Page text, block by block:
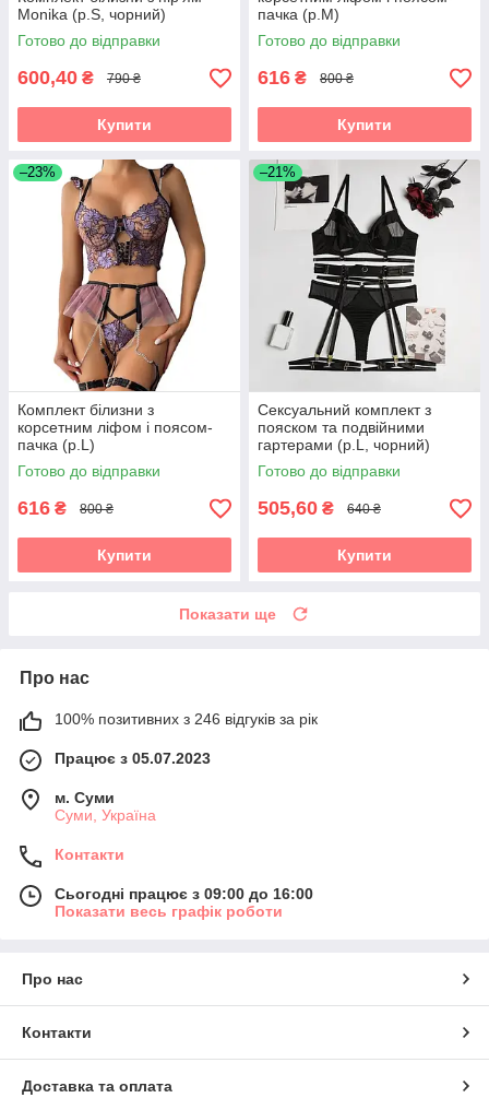
Monika (р.S, чорний)
Готово до відправки
600,40 ₴ 790 ₴
Купити
пачка (р.M)
Готово до відправки
616 ₴ 800 ₴
Купити
–23%
Комплект білизни з
корсетним ліфом і поясом-
пачка (р.L)
Готово до відправки
616 ₴ 800 ₴
Купити
–21%
Сексуальний комплект з
пояском та подвійними
гартерами (р.L, чорний)
Готово до відправки
505,60 ₴ 640 ₴
Купити
Показати ще
Про нас
100% позитивних з 246 відгуків за рік
Працює з 05.07.2023
м. Суми
Суми, Україна
Контакти
Сьогодні працює з 09:00 до 16:00
Показати весь графік роботи
Про нас
Контакти
Доставка та оплата